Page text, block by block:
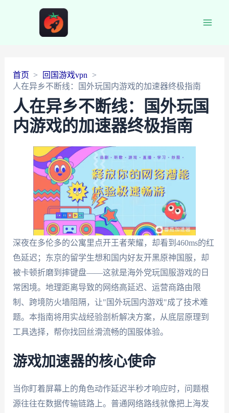
首页
回国游戏vpn
人在异乡不断线：国外玩国内游戏的加速器终极指南
人在异乡不断线：国外玩国
内游戏的加速器终极指南
深夜在多伦多的公寓里点开王者荣耀，却看到460ms的红
色延迟；东京的留学生想和国内好友开黑原神国服，却
被卡顿折磨到摔键盘——这就是海外党玩国服游戏的日
常困境。地理距离导致的网络高延迟、运营商路由限
制、跨境防火墙阻隔，让"国外玩国内游戏"成了技术难
题。本指南将用实战经验剖析解决方案，从底层原理到
工具选择，帮你找回丝滑流畅的国服体验。
游戏加速器的核心使命
当你盯着屏幕上的角色动作延迟半秒才响应时，问题根
源往往在数据传输链路上。普通网络路线就像把上海发